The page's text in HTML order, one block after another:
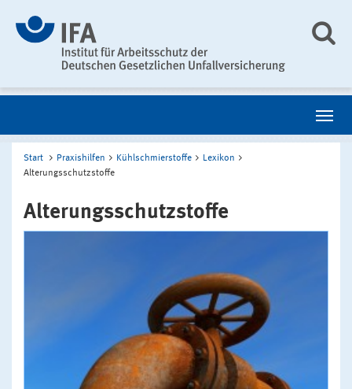
Start Praxishilfen Kühlschmierstoffe
Lexikon
Alterungsschutzstoffe
Alterungsschutzstoffe